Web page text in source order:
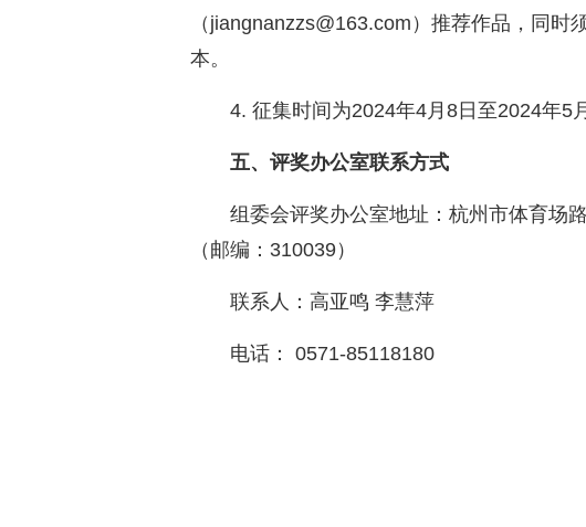
（jiangnanzzs@163.com）推荐作品，同
本。
4. 征集时间为2024年4月8日至2024年5
五、评奖办公室联系方式
组委会评奖办公室地址：杭州市体育场
（邮编：310039）
联系人：高亚鸣 李慧萍
电话： 0571-85118180